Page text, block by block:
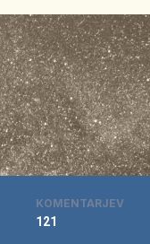
KOMENTARJEV
121